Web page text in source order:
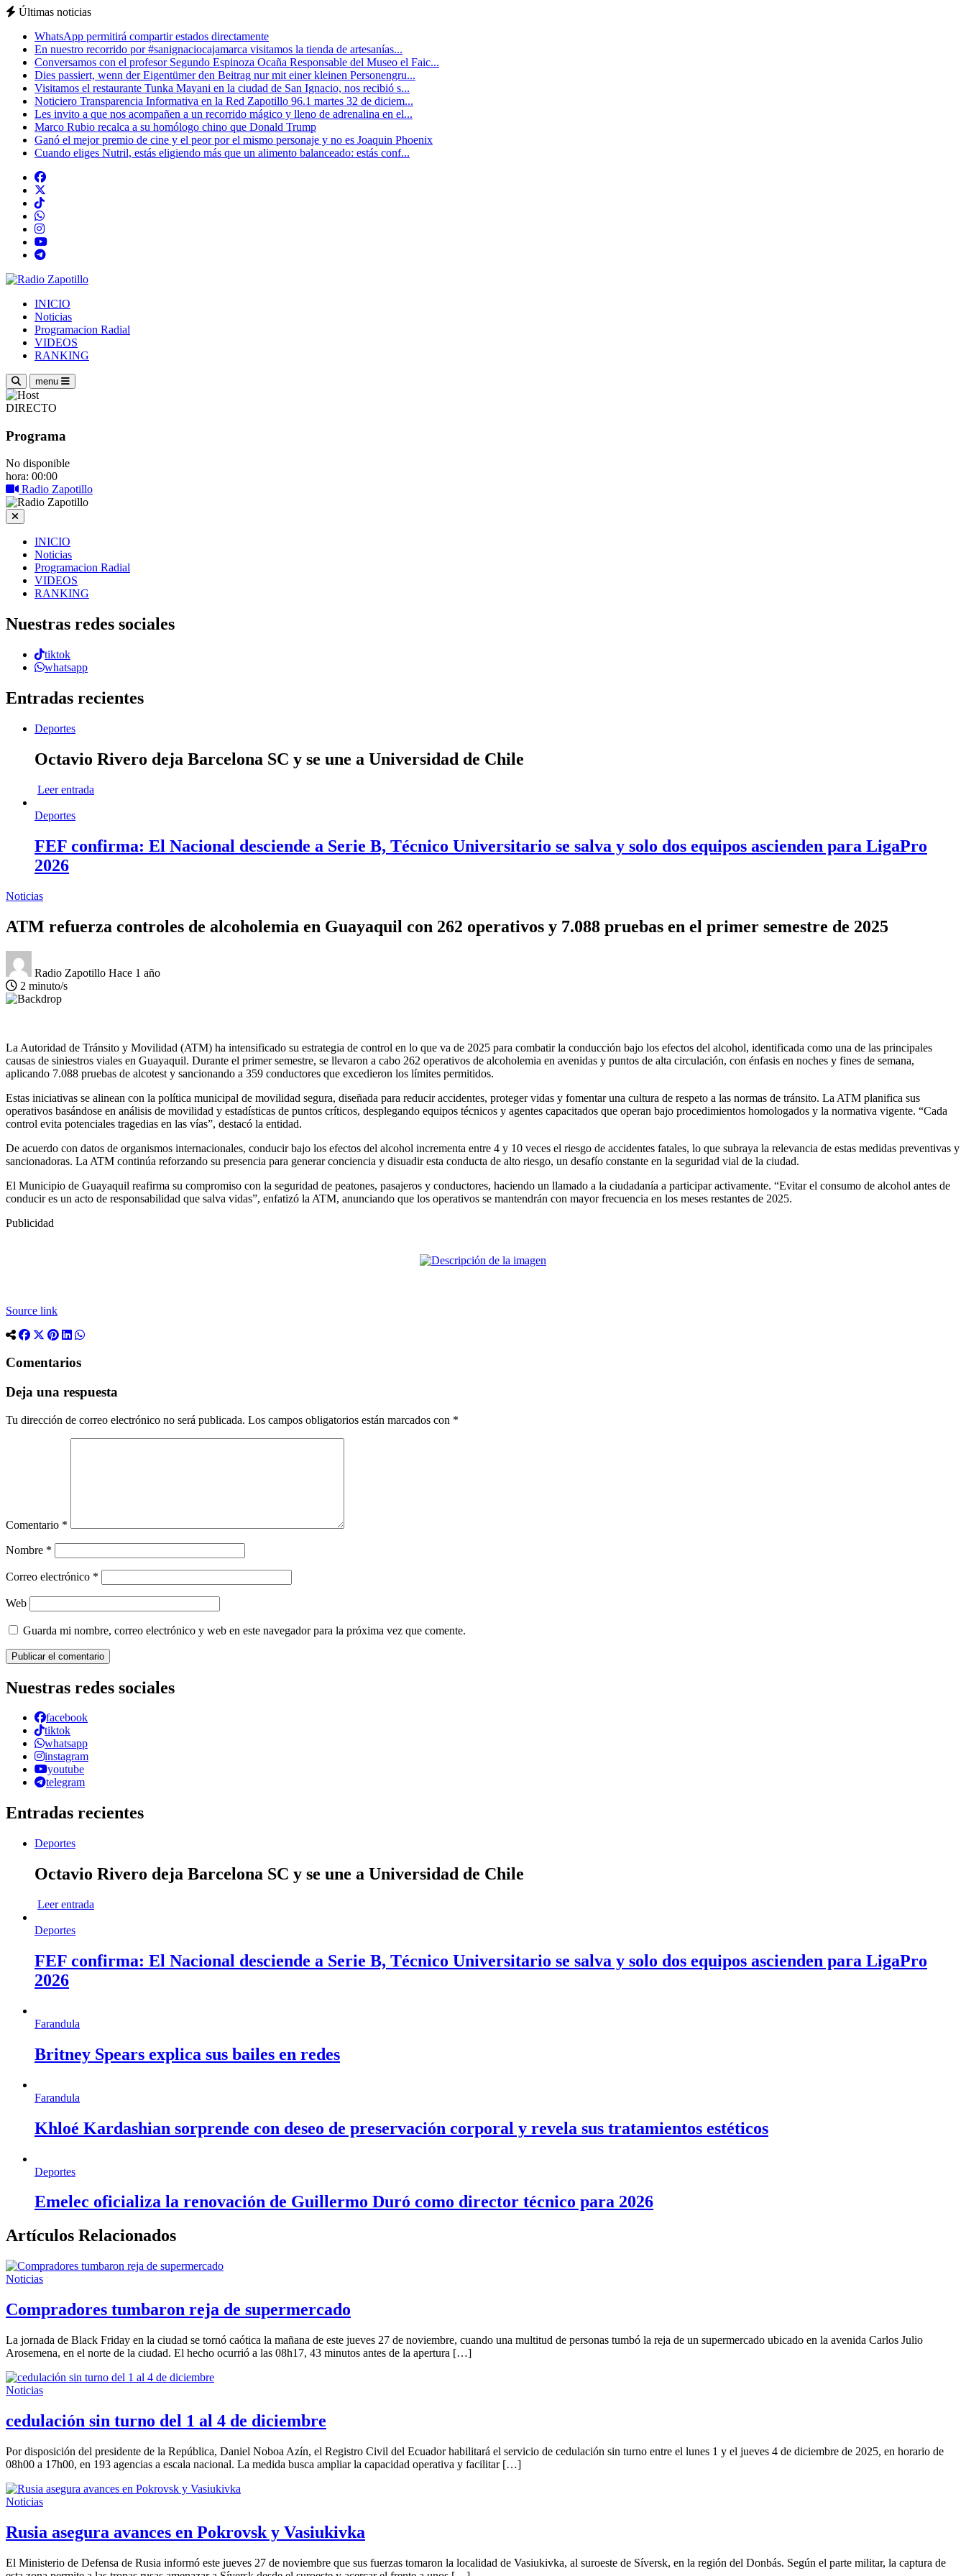
Últimas noticias
WhatsApp permitirá compartir estados directamente
En nuestro recorrido por #sanignaciocajamarca visitamos la tienda de artesanías...
Conversamos con el profesor Segundo Espinoza Ocaña Responsable del Museo el Faic...
Dies passiert, wenn der Eigentümer den Beitrag nur mit einer kleinen Personengru...
Visitamos el restaurante Tunka Mayani en la ciudad de San Ignacio, nos recibió s...
Noticiero Transparencia Informativa en la Red Zapotillo 96.1 martes 32 de diciem...
Les invito a que nos acompañen a un recorrido mágico y lleno de adrenalina en el...
Marco Rubio recalca a su homólogo chino que Donald Trump
Ganó el mejor premio de cine y el peor por el mismo personaje y no es Joaquin Phoenix
Cuando eliges Nutril, estás eligiendo más que un alimento balanceado: estás conf...
INICIO
Noticias
Programacion Radial
VIDEOS
RANKING
menu
DIRECTO
Programa
No disponible
hora: 00:00
Radio Zapotillo
INICIO
Noticias
Programacion Radial
VIDEOS
RANKING
Nuestras redes sociales
tiktok
whatsapp
Entradas recientes
Deportes
Octavio Rivero deja Barcelona SC y se une a Universidad de Chile
Leer entrada
Deportes
FEF confirma: El Nacional desciende a Serie B, Técnico Universitario se salva y solo dos equipos ascienden para LigaPro
2026
Noticias
ATM refuerza controles de alcoholemia en Guayaquil con 262 operativos y 7.088 pruebas en el primer semestre de 2025
Radio Zapotillo Hace 1 año
2 minuto/s
La Autoridad de Tránsito y Movilidad (ATM) ha intensificado su estrategia de control en lo que va de 2025 para combatir la conducción bajo los efectos del alcohol, identificada como una de las principales
causas de siniestros viales en Guayaquil. Durante el primer semestre, se llevaron a cabo 262 operativos de alcoholemia en avenidas y puntos de alta circulación, con énfasis en noches y fines de semana,
aplicando 7.088 pruebas de alcotest y sancionando a 359 conductores que excedieron los límites permitidos.
Estas iniciativas se alinean con la política municipal de movilidad segura, diseñada para reducir accidentes, proteger vidas y fomentar una cultura de respeto a las normas de tránsito. La ATM planifica sus
operativos basándose en análisis de movilidad y estadísticas de puntos críticos, desplegando equipos técnicos y agentes capacitados que operan bajo procedimientos homologados y la normativa vigente. “Cada
control evita potenciales tragedias en las vías”, destacó la entidad.
De acuerdo con datos de organismos internacionales, conducir bajo los efectos del alcohol incrementa entre 4 y 10 veces el riesgo de accidentes fatales, lo que subraya la relevancia de estas medidas preventivas y
sancionadoras. La ATM continúa reforzando su presencia para generar conciencia y disuadir esta conducta de alto riesgo, un desafío constante en la seguridad vial de la ciudad.
El Municipio de Guayaquil reafirma su compromiso con la seguridad de peatones, pasajeros y conductores, haciendo un llamado a la ciudadanía a participar activamente. “Evitar el consumo de alcohol antes de
conducir es un acto de responsabilidad que salva vidas”, enfatizó la ATM, anunciando que los operativos se mantendrán con mayor frecuencia en los meses restantes de 2025.
Publicidad
Source link
Comentarios
Deja una respuesta
Tu dirección de correo electrónico no será publicada. Los campos obligatorios están marcados con *
Comentario *
Nombre *
Correo electrónico *
Web
Guarda mi nombre, correo electrónico y web en este navegador para la próxima vez que comente.
Nuestras redes sociales
facebook
tiktok
whatsapp
instagram
youtube
telegram
Entradas recientes
Deportes
Octavio Rivero deja Barcelona SC y se une a Universidad de Chile
Leer entrada
Deportes
FEF confirma: El Nacional desciende a Serie B, Técnico Universitario se salva y solo dos equipos ascienden para LigaPro
2026
Farandula
Britney Spears explica sus bailes en redes
Farandula
Khloé Kardashian sorprende con deseo de preservación corporal y revela sus tratamientos estéticos
Deportes
Emelec oficializa la renovación de Guillermo Duró como director técnico para 2026
Artículos Relacionados
Noticias
Compradores tumbaron reja de supermercado
La jornada de Black Friday en la ciudad se tornó caótica la mañana de este jueves 27 de noviembre, cuando una multitud de personas tumbó la reja de un supermercado ubicado en la avenida Carlos Julio
Arosemena, en el norte de la ciudad. El hecho ocurrió a las 08h17, 43 minutos antes de la apertura […]
Noticias
cedulación sin turno del 1 al 4 de diciembre
Por disposición del presidente de la República, Daniel Noboa Azín, el Registro Civil del Ecuador habilitará el servicio de cedulación sin turno entre el lunes 1 y el jueves 4 de diciembre de 2025, en horario de
08h00 a 17h00, en 193 agencias a escala nacional. La medida busca ampliar la capacidad operativa y facilitar […]
Noticias
Rusia asegura avances en Pokrovsk y Vasiukivka
El Ministerio de Defensa de Rusia informó este jueves 27 de noviembre que sus fuerzas tomaron la localidad de Vasiukivka, al suroeste de Síversk, en la región del Donbás. Según el parte militar, la captura de